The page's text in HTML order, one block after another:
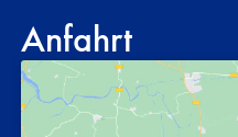
Anfahrt